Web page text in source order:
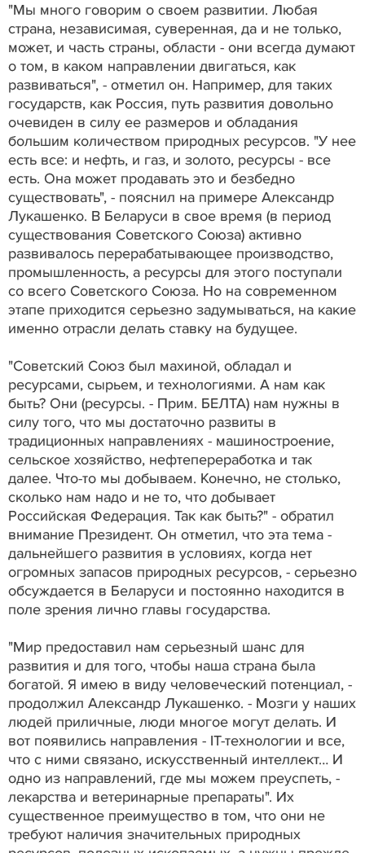
"Мы много говорим о своем развитии. Любая
страна, независимая, суверенная, да и не только,
может, и часть страны, области - они всегда думают
о том, в каком направлении двигаться, как
развиваться", - отметил он. Например, для таких
государств, как Россия, путь развития довольно
очевиден в силу ее размеров и обладания
большим количеством природных ресурсов. "У нее
есть все: и нефть, и газ, и золото, ресурсы - все
есть. Она может продавать это и безбедно
существовать", - пояснил на примере Александр
Лукашенко. В Беларуси в свое время (в период
существования Советского Союза) активно
развивалось перерабатывающее производство,
промышленность, а ресурсы для этого поступали
со всего Советского Союза. Но на современном
этапе приходится серьезно задумываться, на какие
именно отрасли делать ставку на будущее.
"Советский Союз был махиной, обладал и
ресурсами, сырьем, и технологиями. А нам как
быть? Они (ресурсы. - Прим. БЕЛТА) нам нужны в
силу того, что мы достаточно развиты в
традиционных направлениях - машиностроение,
сельское хозяйство, нефтепереработка и так
далее. Что-то мы добываем. Конечно, не столько,
сколько нам надо и не то, что добывает
Российская Федерация. Так как быть?" - обратил
внимание Президент. Он отметил, что эта тема -
дальнейшего развития в условиях, когда нет
огромных запасов природных ресурсов, - серьезно
обсуждается в Беларуси и постоянно находится в
поле зрения лично главы государства.
"Мир предоставил нам серьезный шанс для
развития и для того, чтобы наша страна была
богатой. Я имею в виду человеческий потенциал, -
продолжил Александр Лукашенко. - Мозги у наших
людей приличные, люди многое могут делать. И
вот появились направления - IT-технологии и все,
что с ними связано, искусственный интеллект… И
одно из направлений, где мы можем преуспеть, -
лекарства и ветеринарные препараты". Их
существенное преимущество в том, что они не
требуют наличия значительных природных